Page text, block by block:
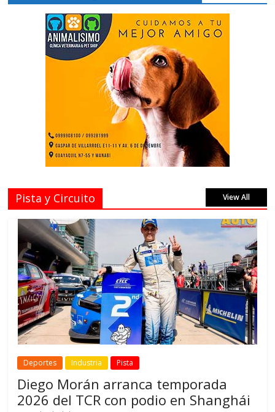
Pista y Circuito View All
Deportes Industria Pista
Diego Morán arranca temporada
2026 del TCR con podio en Shanghái